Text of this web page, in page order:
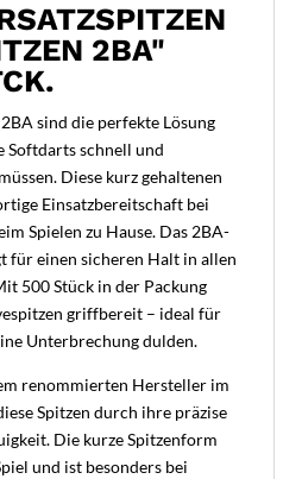
2BA"
sind die perfekte Lösung
Softdarts schnell und
Diese kurz gehaltenen
Einsatzbereitschaft bei
Spielen zu Hause. Das 2BA-
für einen sicheren Halt in allen
500 Stück in der Packung
griffbereit – ideal für
Unterbrechung dulden.
renommierten Hersteller im
Spitzen durch ihre präzise
Die kurze Spitzenform
und ist besonders bei